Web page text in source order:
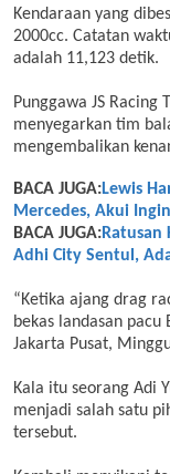
Kendaraan yang
2000cc. Catatan
adalah 11,123 detik.
Punggawa JS Racing
menyegarkan tim
mengembalikan
BACA JUGA:Lewis
Mercedes, Akui
BACA JUGA:
Adhi City Sentul,
“Ketika ajang drag
bekas landasan
Jakarta Pusat,
Kala itu seorang Adi
menjadi salah satu
tersebut.